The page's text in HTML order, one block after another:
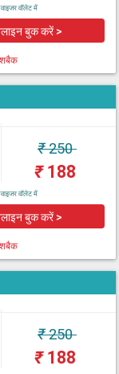
वॉलेट में
बुक करें >
₹250
₹188
वॉलेट में
बुक करें >
₹250
₹188